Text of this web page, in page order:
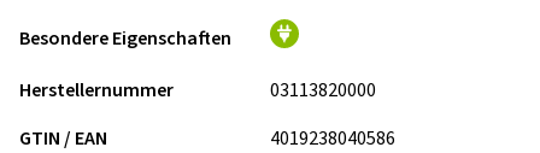
Besondere Eigenschaften
Herstellernummer
03113820000
GTIN / EAN
4019238040586